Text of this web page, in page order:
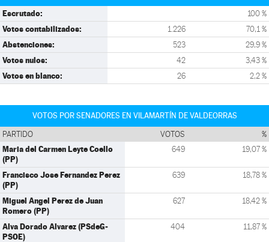
Escrutado: 100 %
Votos contabilizados: 1.226 70,1 %
Abstenciones: 523 29,9 %
Votos nulos: 42 3,43 %
Votos en blanco: 26 2,2 %
VOTOS POR SENADORES EN VILAMARTÍN DE VALDEORRAS
PARTIDO VOTOS %
Maria del Carmen Leyte Coello
(PP)
649 19,07 %
Francisco Jose Fernandez Perez
(PP)
639 18,78 %
Miguel Angel Perez de Juan
Romero (PP)
627 18,42 %
Alva Dorado Alvarez (PSdeG-
PSOE)
404 11,87 %